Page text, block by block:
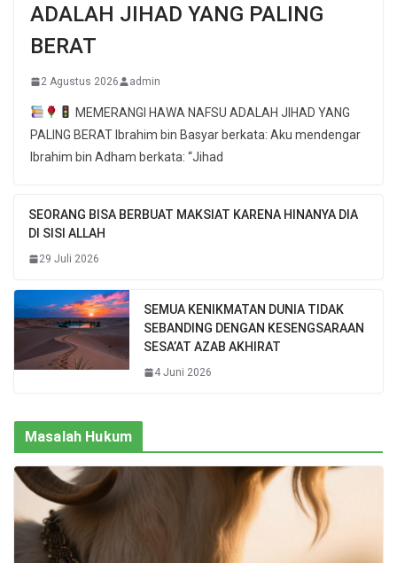
ADALAH JIHAD YANG PALING
BERAT
2 Agustus 2026 admin
MEMERANGI HAWA NAFSU ADALAH JIHAD YANG
PALING BERAT Ibrahim bin Basyar berkata: Aku mendengar
Ibrahim bin Adham berkata: “Jihad
SEORANG BISA BERBUAT MAKSIAT KARENA HINANYA DIA
DI SISI ALLAH
29 Juli 2026
SEMUA KENIKMATAN DUNIA TIDAK
SEBANDING DENGAN KESENGSARAAN
SESA’AT AZAB AKHIRAT
4 Juni 2026
Masalah Hukum